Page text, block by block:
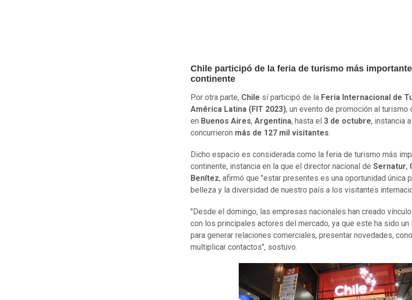
Chile participó de la feria de turismo más
continente
Por otra parte, Chile sí participó de la Feria Internacional de
América Latina (FIT 2023), un evento de promoción al turismo
en Buenos Aires, Argentina, hasta el 3 de octubre, instancia
concurrieron más de 127 mil visitantes
Dicho espacio es considerada como la feria de turismo más
continente, instancia en la que el director nacional de Sernatur,
Benítez, afirmó que "estar presentes es una oportunidad única
belleza y la diversidad de nuestro país a los visitantes
"Desde el domingo, las empresas nacionales han creado
con los principales actores del mercado, ya que este ha sido un
para generar relaciones comerciales, presentar novedades,
multiplicar contactos", sostuvo.